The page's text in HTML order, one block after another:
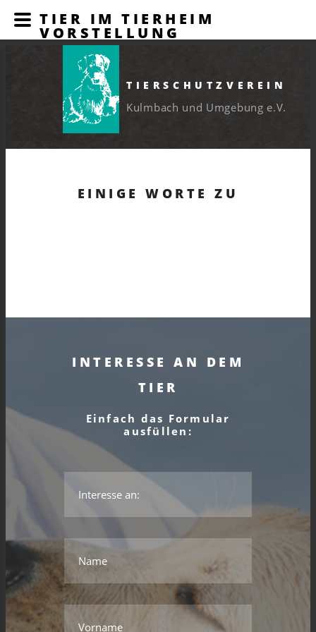
TIERSCHUTZVEREIN
Kulmbach und Umgebung e.V.
EINIGE WORTE ZU
INTERESSE AN DEM
TIER
Einfach das Formular
ausfüllen:
Name
*Dieses Feld wird benötigt.
*Das ist kein gültiger Name.
Vorname
TIER IM TIERHEIM
VORSTELLUNG